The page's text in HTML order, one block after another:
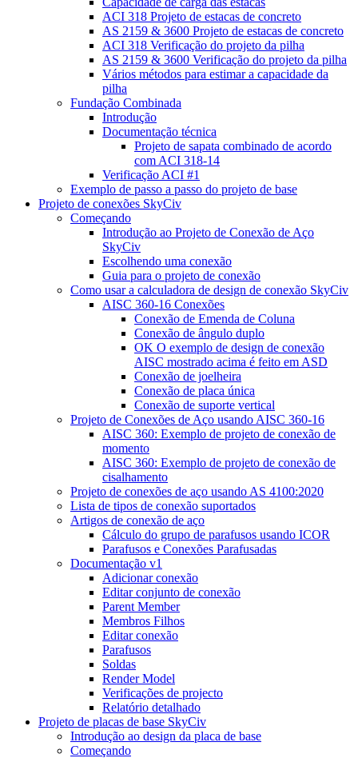
ACI 318 Projeto de estacas de concreto
AS 2159 & 3600 Projeto de estacas de concreto
ACI 318 Verificação do projeto da pilha
AS 2159 & 3600 Verificação do projeto da pilha
Vários métodos para estimar a capacidade da
pilha
Fundação Combinada
Introdução
Documentação técnica
Projeto de sapata combinado de acordo
com ACI 318-14
Verificação ACI #1
Exemplo de passo a passo do projeto de base
Projeto de conexões SkyCiv
Começando
Introdução ao Projeto de Conexão de Aço
SkyCiv
Escolhendo uma conexão
Guia para o projeto de conexão
Como usar a calculadora de design de conexão SkyCiv
AISC 360-16 Conexões
Conexão de Emenda de Coluna
Conexão de ângulo duplo
OK O exemplo de design de conexão
AISC mostrado acima é feito em ASD
Conexão de joelheira
Conexão de placa única
Conexão de suporte vertical
Projeto de Conexões de Aço usando AISC 360-16
AISC 360: Exemplo de projeto de conexão de
momento
AISC 360: Exemplo de projeto de conexão de
cisalhamento
Projeto de conexões de aço usando AS 4100:2020
Lista de tipos de conexão suportados
Artigos de conexão de aço
Cálculo do grupo de parafusos usando ICOR
Parafusos e Conexões Parafusadas
Documentação v1
Adicionar conexão
Editar conjunto de conexão
Parent Member
Membros Filhos
Editar conexão
Parafusos
Soldas
Render Model
Verificações de projecto
Relatório detalhado
Projeto de placas de base SkyCiv
Introdução ao design da placa de base
Começando